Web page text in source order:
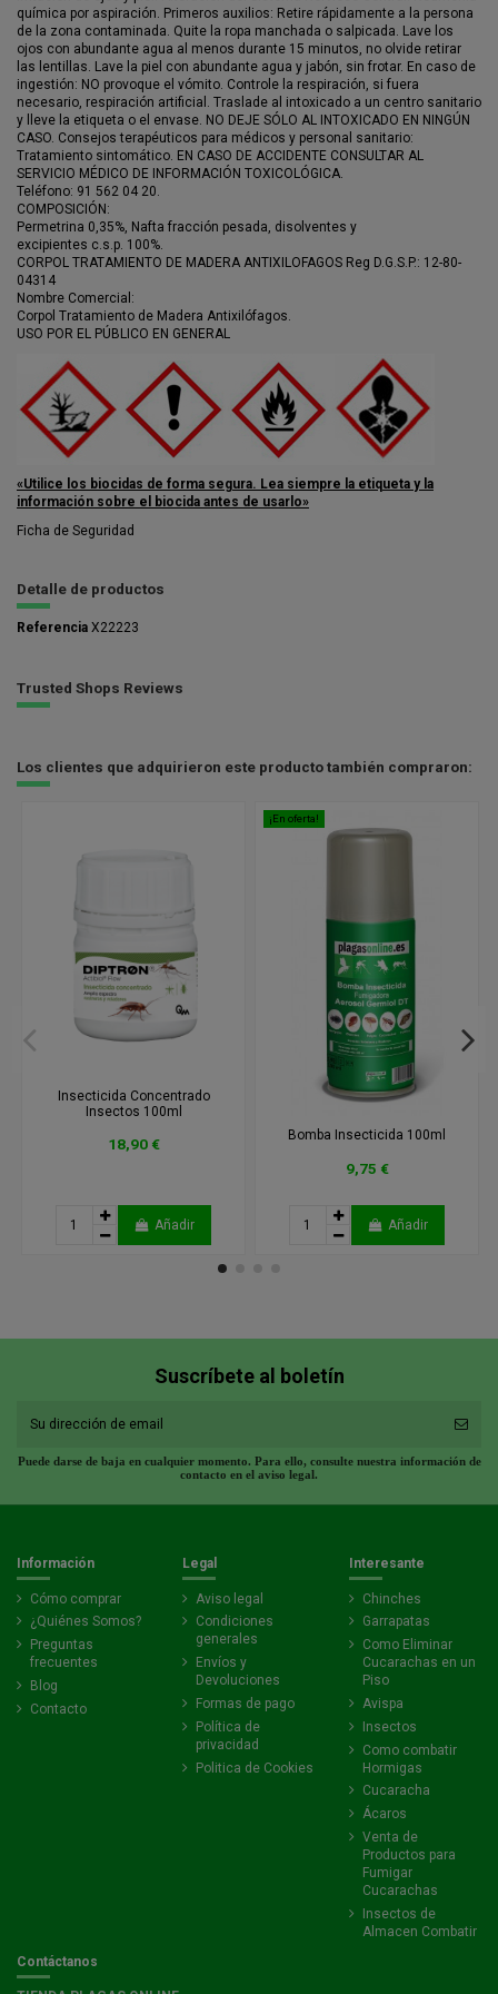
química por aspiración. Primeros auxilios: Retire rápidamente a la persona
de la zona contaminada. Quite la ropa manchada o salpicada. Lave los
ojos con abundante agua al menos durante 15 minutos, no olvide retirar
las lentillas. Lave la piel con abundante agua y jabón, sin frotar. En caso de
ingestión: NO provoque el vómito. Controle la respiración, si fuera
necesario, respiración artificial. Traslade al intoxicado a un centro sanitario
y lleve la etiqueta o el envase. NO DEJE SÓLO AL INTOXICADO EN NINGÚN
CASO. Consejos terapéuticos para médicos y personal sanitario:
Tratamiento sintomático. EN CASO DE ACCIDENTE CONSULTAR AL
SERVICIO MÉDICO DE INFORMACIÓN TOXICOLÓGICA.
Teléfono: 91 562 04 20.
COMPOSICIÓN:
Permetrina 0,35%, Nafta fracción pesada, disolventes y
excipientes c.s.p. 100%.
CORPOL TRATAMIENTO DE MADERA ANTIXILOFAGOS Reg D.G.S.P.: 12-80-
04314
Nombre Comercial:
Corpol Tratamiento de Madera Antixilófagos.
USO POR EL PÚBLICO EN GENERAL
«Utilice los biocidas de forma segura. Lea siempre la etiqueta y la
información sobre el biocida antes de usarlo»
Ficha de Seguridad
Detalle de productos
Referencia X22223
Trusted Shops Reviews
Los clientes que adquirieron este producto también compraron:
Insecticida Concentrado
Insectos 100ml
18,90 €
Añadir
¡En oferta!
Bomba Insecticida 100ml
9,75 €
Añadir
Suscríbete al boletín
Puede darse de baja en cualquier momento. Para ello, consulte nuestra información de
contacto en el aviso legal.
Información
Cómo comprar
¿Quiénes Somos?
Preguntas
frecuentes
Blog
Contacto
Legal
Aviso legal
Condiciones
generales
Envíos y
Devoluciones
Formas de pago
Política de
privacidad
Politica de Cookies
Interesante
Chinches
Garrapatas
Como Eliminar
Cucarachas en un
Piso
Avispa
Insectos
Como combatir
Hormigas
Cucaracha
Ácaros
Venta de
Productos para
Fumigar
Cucarachas
Insectos de
Almacen Combatir
Contáctanos